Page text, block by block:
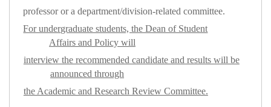
professor ora department/division-related committee.
For undergraduate students, the Dean of Student
Affairs and Policy will
interview the recommended candidate and results will be
announced through
the Academic and Research Review Committee.